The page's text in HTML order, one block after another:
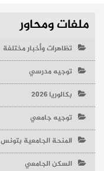
ملفات ومحاور
تظاهرات وأخبار مختلفة
توجيه مدرسي
بكالوريا 2026
توجيه جامعي
المنحة الجامعية بتونس
السكن الجامعي